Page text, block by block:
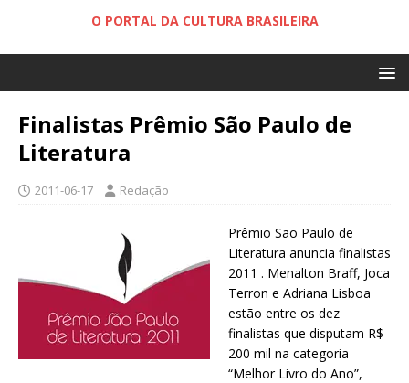
O PORTAL DA CULTURA BRASILEIRA
Finalistas Prêmio São Paulo de
Literatura
2011-06-17 Redação
Prêmio São Paulo de
Literatura anuncia finalistas
2011 . Menalton Braff, Joca
Terron e Adriana Lisboa
estão entre os dez
finalistas que disputam R$
200 mil na categoria
“Melhor Livro do Ano”,